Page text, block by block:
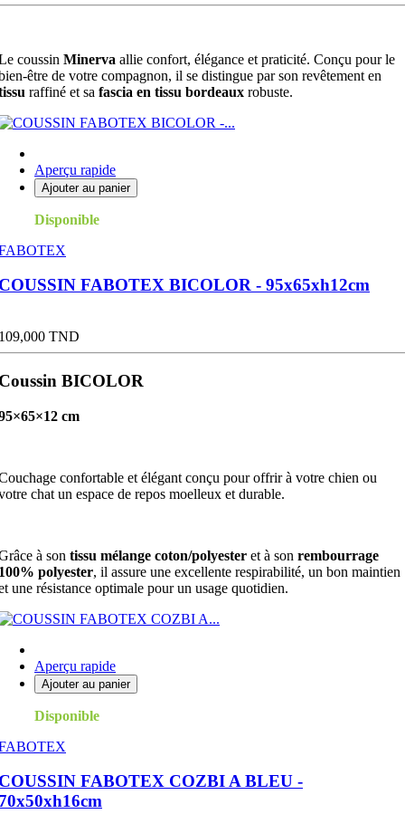
coussin Minerva allie confort, élégance et praticité. Conçu pour le
être de votre compagnon, il se distingue par son revêtement en
raffiné et sa fascia en tissu bordeaux robuste.
Aperçu rapide
Ajouter au panier
Disponible
FABOTEX BICOLOR - 95x65xh12cm
TND
BICOLOR
cm
confortable et élégant conçu pour offrir à votre chien ou
chat un espace de repos moelleux et durable.
à son tissu mélange coton/polyester et à son rembourrage
polyester, il assure une excellente respirabilité, un bon maintien
une résistance optimale pour un usage quotidien.
Aperçu rapide
Ajouter au panier
Disponible
FABOTEX COZBI A BLEU -